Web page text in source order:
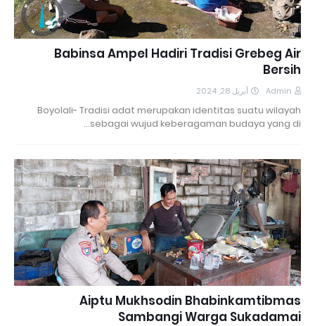
Babinsa Ampel Hadiri Tradisi Grebeg Air
Bersih
Admin أبريل 28, 2024
Boyolali- Tradisi adat merupakan identitas suatu wilayah
sebagai wujud keberagaman budaya yang di…
Aiptu Mukhsodin Bhabinkamtibmas
Sambangi Warga Sukadamai